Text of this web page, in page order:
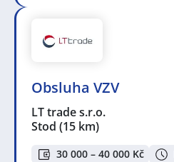
Obsluha VZV
LT trade s.r.o.
Stod (15 km)
30 000 – 40 000 Kč